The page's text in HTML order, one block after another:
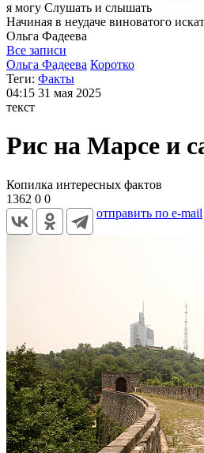
я могу Слушать и слышать
Начиная в неудаче виноватого
Ольга Фадеева
Все записи
Ольга Фадеева Коротко
Теги: Факты
04:15 31 мая 2025
текст
Рис на Марсе и
Копилка интересных фактов
1362 0 0
отправить по e-mail